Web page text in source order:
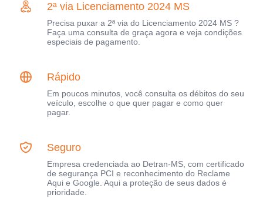
2ª via Licenciamento 2024 MS
Precisa puxar a 2ª via do Licenciamento 2024 MS ?
Faça uma consulta de graça agora e veja condições
especiais de pagamento.
Rápido
Em poucos minutos, você consulta os débitos do seu
veículo, escolhe o que quer pagar e como quer
pagar.
Seguro
Empresa credenciada ao Detran-MS, com certificado
de segurança PCI e reconhecimento do Reclame
Aqui e Google. Aqui a proteção de seus dados é
prioridade.